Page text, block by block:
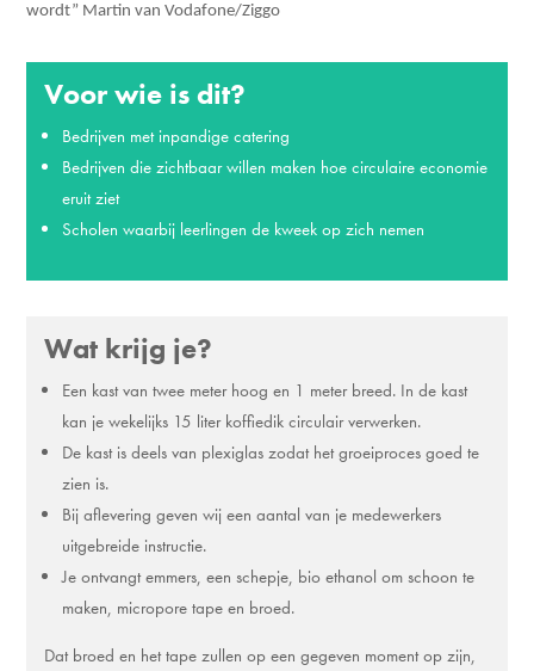
wordt” Martin van Vodafone/Ziggo
Voor wie is dit?
Bedrijven met inpandige catering
Bedrijven die zichtbaar willen maken hoe circulaire economie
eruit ziet
Scholen waarbij leerlingen de kweek op zich nemen
Wat krijg je?
Een kast van twee meter hoog en 1 meter breed. In de kast
kan je wekelijks 15 liter koffiedik circulair verwerken.
De kast is deels van plexiglas zodat het groeiproces goed te
zien is.
Bij aflevering geven wij een aantal van je medewerkers
uitgebreide instructie.
Je ontvangt emmers, een schepje, bio ethanol om schoon te
maken, micropore tape en broed.
Dat broed en het tape zullen op een gegeven moment op zijn,